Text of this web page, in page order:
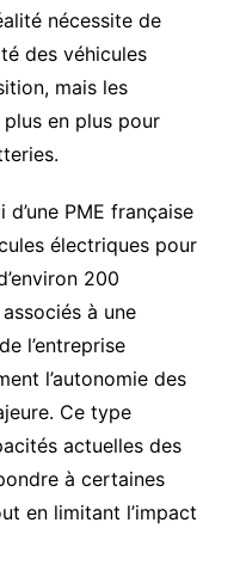
nécessite de
des véhicules
mais les
en plus pour
PME française
électriques pour
200
à une
l’entreprise
l’autonomie des
Ce type
actuelles des
à certaines
en limitant l’impact